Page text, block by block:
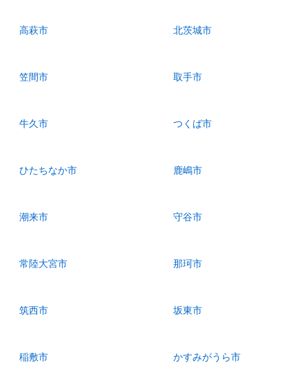
高萩市 北茨城市
笠間市 取手市
牛久市 つくば市
ひたちなか市 鹿嶋市
潮来市 守谷市
常陸大宮市 那珂市
筑西市 坂東市
稲敷市 かすみがうら市